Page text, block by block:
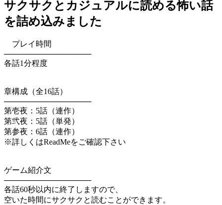
サクサクとカジュアルに読める怖い話
を詰め込みました
プレイ時間
────────────────
各話1分程度
章構成（全16話）
────────────────
第壱夜：5話（連作）
第弐夜：5話（単発）
第参夜：6話（連作）
※詳しくはReadMeをご確認下さい
ゲーム紹介文
────────────────
各話60秒以内に終了しますので、
空いた時間にサクサクと読むことができます。